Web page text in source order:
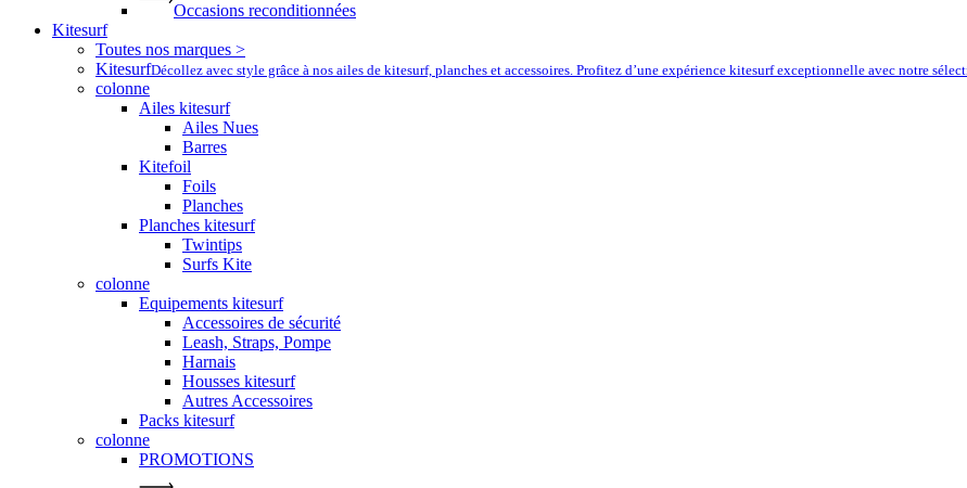
Occasions reconditionnées
Kitesurf
Toutes nos marques >
KitesurfDécollez avec style grâce à nos ailes de kitesurf, planches et accessoires. Profitez d’une expérience kitesurf exceptionnelle avec notre
colonne
Ailes kitesurf
Ailes Nues
Barres
Kitefoil
Foils
Planches
Planches kitesurf
Twintips
Surfs Kite
colonne
Equipements kitesurf
Accessoires de sécurité
Leash, Straps, Pompe
Harnais
Housses kitesurf
Autres Accessoires
Packs kitesurf
colonne
PROMOTIONS